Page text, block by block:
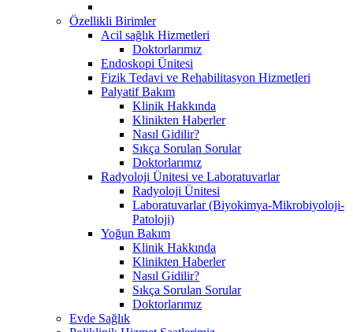
Özellikli Birimler
Acil sağlık Hizmetleri
Doktorlarımız
Endoskopi Ünitesi
Fizik Tedavi ve Rehabilitasyon Hizmetleri
Palyatif Bakım
Klinik Hakkında
Klinikten Haberler
Nasıl Gidilir?
Sıkça Sorulan Sorular
Doktorlarımız
Radyoloji Ünitesi ve Laboratuvarlar
Radyoloji Ünitesi
Laboratuvarlar (Biyokimya-Mikrobiyoloji-
Patoloji)
Yoğun Bakım
Klinik Hakkında
Klinikten Haberler
Nasıl Gidilir?
Sıkça Sorulan Sorular
Doktorlarımız
Evde Sağlık